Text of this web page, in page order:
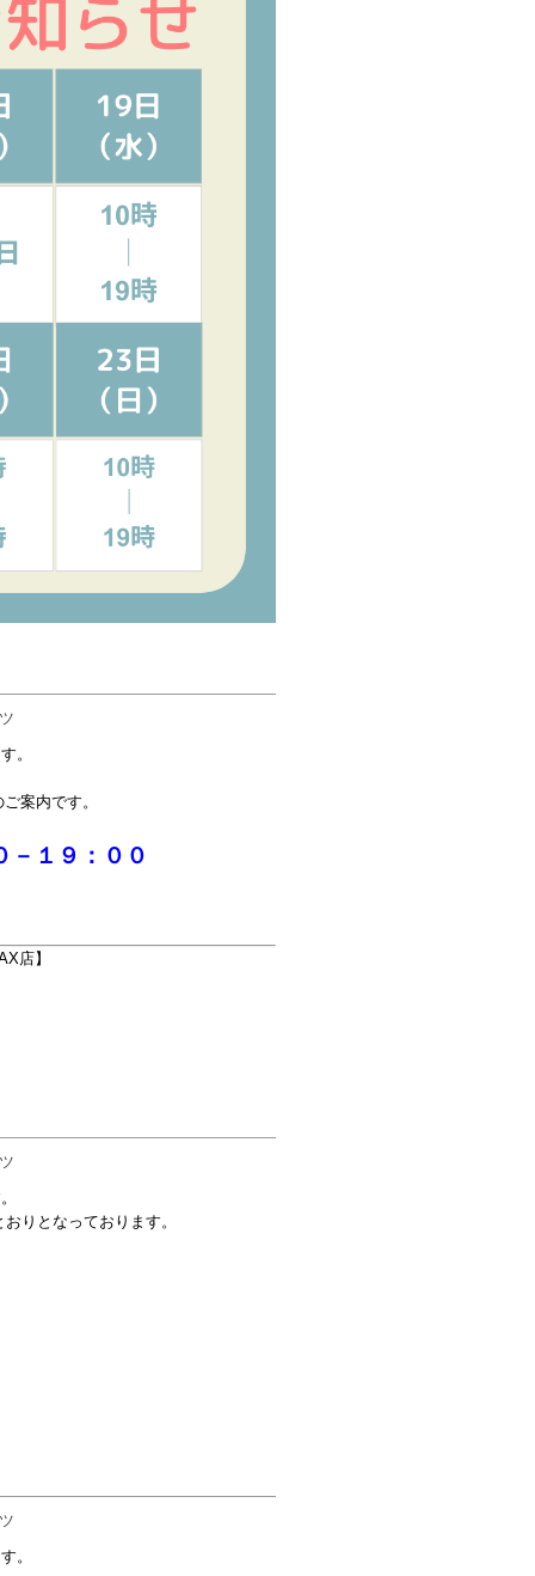
。
案内です。
１９：００
店】
りとなっております。
。